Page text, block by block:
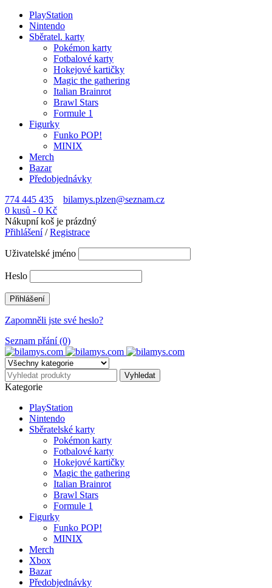
PlayStation
Nintendo
Sběratel. karty
Pokémon karty
Fotbalové karty
Hokejové kartičky
Magic the gathering
Italian Brainrot
Brawl Stars
Formule 1
Figurky
Funko POP!
MINIX
Merch
Bazar
Předobjednávky
774 445 435
bilamys.plzen@seznam.cz
0 kusů - 0 Kč
Nákupní koš je prázdný
Přihlášení/Registrace
Uživatelské jméno
Heslo
Zapomněli jste své heslo?
Seznam přání (0)
Kategorie
PlayStation
Nintendo
Sběratelské karty
Pokémon karty
Fotbalové karty
Hokejové kartičky
Magic the gathering
Italian Brainrot
Brawl Stars
Formule 1
Figurky
Funko POP!
MINIX
Merch
Xbox
Bazar
Předobjednávky